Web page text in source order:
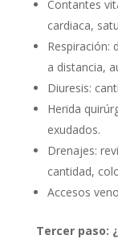
Contantes
cardiaca,
Respiración:
a distancia,
Diuresis:
Herida
exudados.
Drenajes:
cantidad,
Accesos
Tercer paso: